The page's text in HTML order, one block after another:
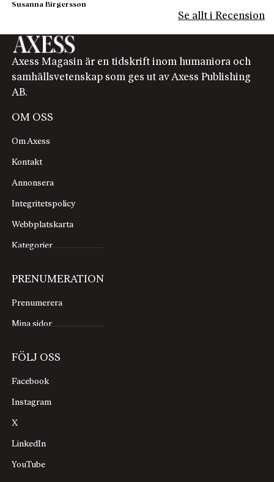
Susanna Birgersson
Se allt i Recension
Axess Magasin är en tidskrift inom humaniora och
samhällsvetenskap som ges ut av Axess Publishing
AB.
OM OSS
Om Axess
Kontakt
Annonsera
Integritetspolicy
Webbplatskarta
Kategorier
PRENUMERATION
Prenumerera
Mina sidor
FÖLJ OSS
Facebook
Instagram
X
LinkedIn
YouTube